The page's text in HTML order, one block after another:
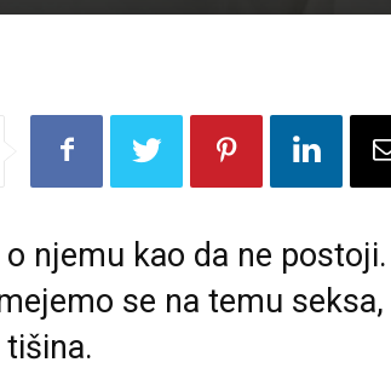
njemu kao da ne
se na temu seksa,